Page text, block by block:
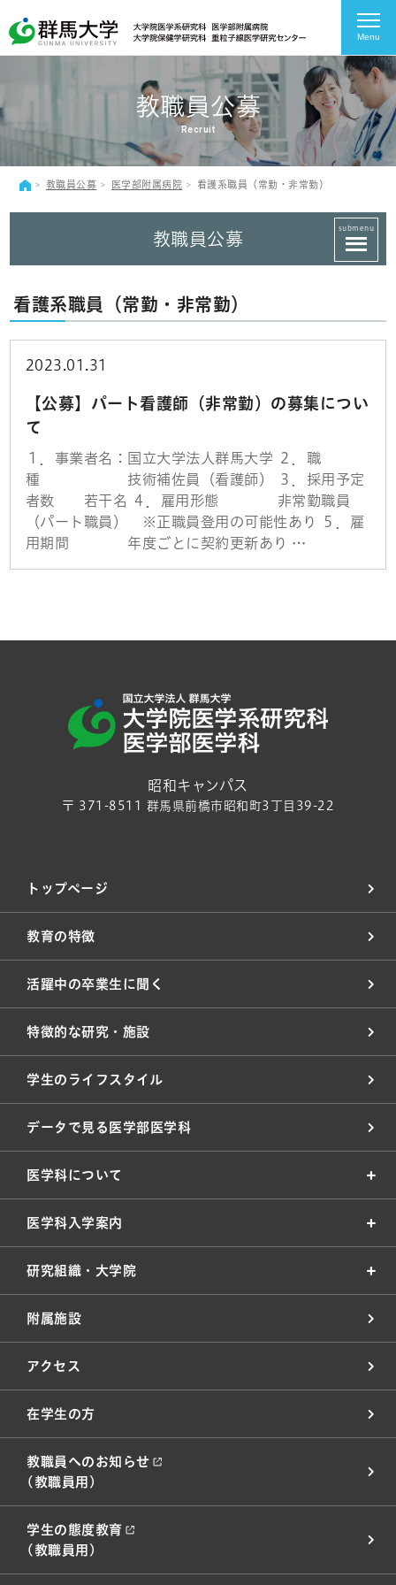
Menu
教職員公募
submenu
教職員公募
Recruit
教職員公募 医学部附属病院 看護系職員（常勤・非常勤）
看護系職員（常勤・非常勤）
2023.01.31
【公募】パート看護師（非常勤）の募集につい
て
１．事業者名：国立大学法人群馬大学 ２．職
種 技術補佐員（看護師） ３．採用予定
者数 若干名 ４．雇用形態 非常勤職員
（パート職員） ※正職員登用の可能性あり ５．雇
用期間 年度ごとに契約更新あり …
昭和キャンパス
〒 371-8511 群馬県前橋市昭和町3丁目39-22
トップページ
教育の特徴
活躍中の卒業生に聞く
特徴的な研究・施設
学生のライフスタイル
データで見る医学部医学科
医学科について
医学科入学案内
研究組織・大学院
附属施設
アクセス
在学生の方
教職員へのお知らせ
(教職員用)
学生の態度教育
(教職員用)